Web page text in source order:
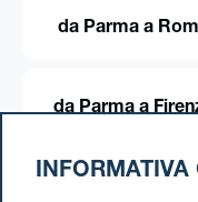
da Parma a
da Parma a
INFORMATIVA